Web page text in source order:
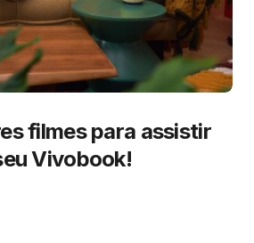
filmes para assistir
Vivobook!